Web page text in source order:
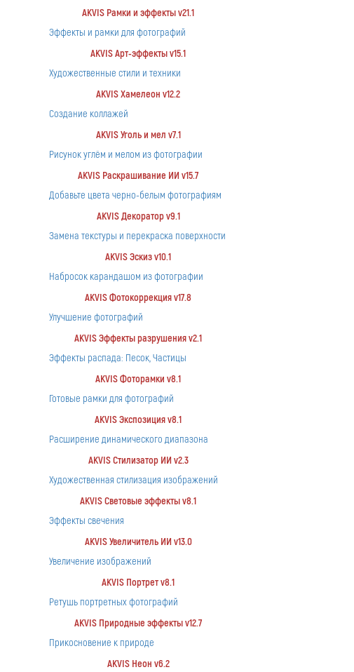
AKVIS Рамки и эффекты v21.1
Эффекты и рамки для фотографий
AKVIS Арт-эффекты v15.1
Художественные стили и техники
AKVIS Хамелеон v12.2
Создание коллажей
AKVIS Уголь и мел v7.1
Рисунок углём и мелом из фотографии
AKVIS Раскрашивание ИИ v15.7
Добавьте цвета черно-белым фотографиям
AKVIS Декоратор v9.1
Замена текстуры и перекраска поверхности
AKVIS Эскиз v10.1
Набросок карандашом из фотографии
AKVIS Фотокоррекция v17.8
Улучшение фотографий
AKVIS Эффекты разрушения v2.1
Эффекты распада: Песок, Частицы
AKVIS Фоторамки v8.1
Готовые рамки для фотографий
AKVIS Экспозиция v8.1
Расширение динамического диапазона
AKVIS Стилизатор ИИ v2.3
Художественная стилизация изображений
AKVIS Световые эффекты v8.1
Эффекты свечения
AKVIS Увеличитель ИИ v13.0
Увеличение изображений
AKVIS Портрет v8.1
Ретушь портретных фотографий
AKVIS Природные эффекты v12.7
Прикосновение к природе
AKVIS Неон v6.2